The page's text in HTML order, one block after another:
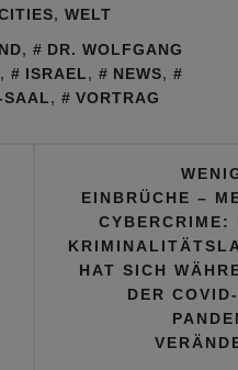
, WELT
,
DR. WOLFGANG
, ISRAEL, NEWS,
SAAL, VORTRAG
EINBRÜCHE –
CYBERCRIME:
HAT SICH
DER